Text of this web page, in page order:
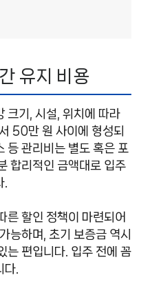
유지 비용
크기, 시설, 위치에 따라
50만 원 사이에 형성되
등 관리비는 별도 혹은 포
합리적인 금액대로 입주
른 할인 정책이 마련되어
능하며, 초기 보증금 역시
는 편입니다. 입주 전에 꼼
.